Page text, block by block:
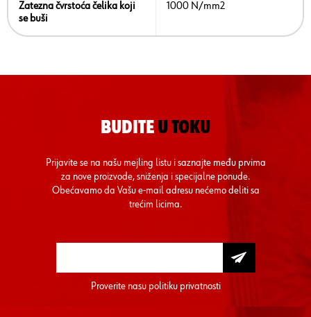
Zatezna čvrstoća čelika koji
se buši
1000 N/mm2
BUDITE U TOKU
Prijavite se na našu mejling listu i saznajte među prvima
za nove proizvode, sniženja i specijalne ponude.
Obećavamo da Vašu e-mail adresu nećemo deliti sa
trećim licima.
Proverite nasu politiku privatnosti